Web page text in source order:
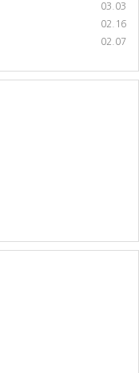
03.03
02.16
02.07